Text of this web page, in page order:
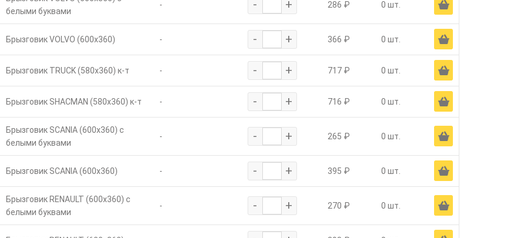
белыми буквами
- - + 286 ₽ 0 шт. Ä
Брызговик VOLVO (600х360) - - + 366 ₽ 0 шт. Ä
Брызговик TRUCK (580х360) к-т - - + 717 ₽ 0 шт. Ä
Брызговик SHACMAN (580х360) к-т - - + 716 ₽ 0 шт. Ä
Брызговик SCANIA (600х360) с
белыми буквами
- - + 265 ₽ 0 шт. Ä
Брызговик SCANIA (600х360) - - + 395 ₽ 0 шт. Ä
Брызговик RENAULT (600х360) с
белыми буквами
- - + 270 ₽ 0 шт. Ä